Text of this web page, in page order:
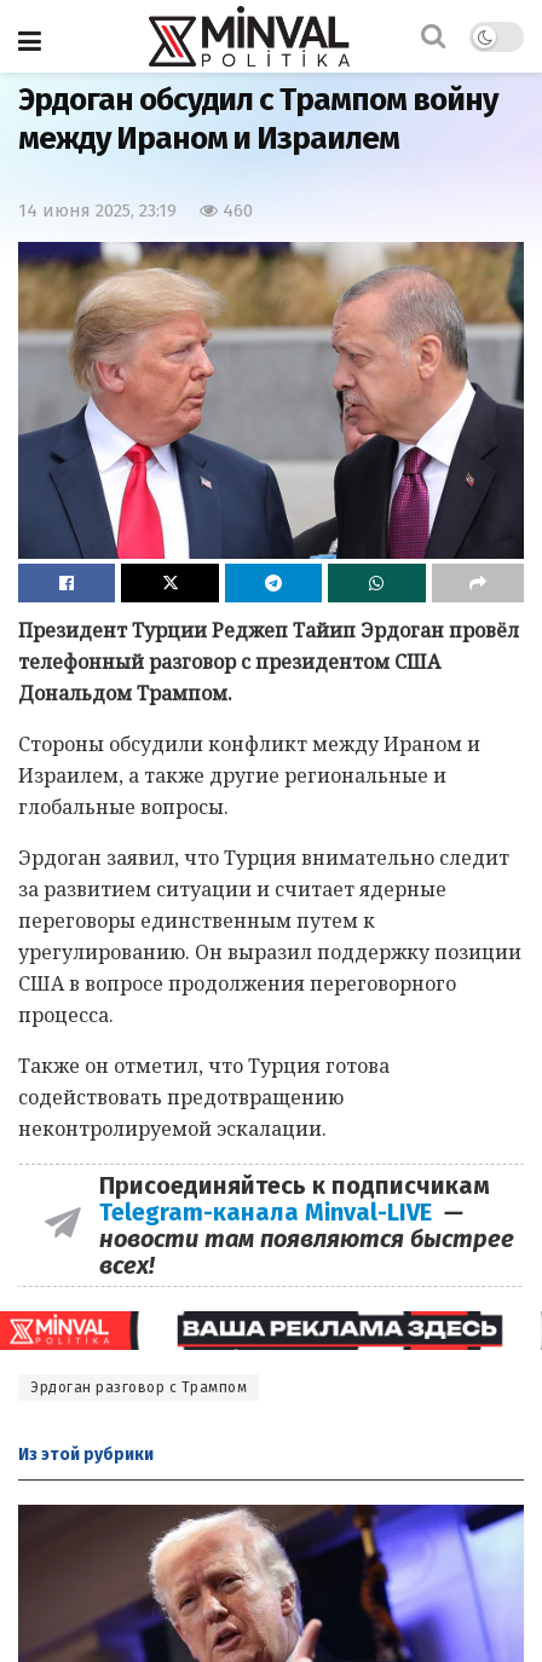
Главная
Эрдоган обсудил с Трампом войну
между Ираном и Израилем
14 июня 2025, 23:19 460
Президент Турции Реджеп Тайип Эрдоган провёл
телефонный разговор с президентом США
Дональдом Трампом.
Стороны обсудили конфликт между Ираном и
Израилем, а также другие региональные и
глобальные вопросы.
Эрдоган заявил, что Турция внимательно следит
за развитием ситуации и считает ядерные
переговоры единственным путем к
урегулированию. Он выразил поддержку позиции
США в вопросе продолжения переговорного
процесса.
Также он отметил, что Турция готова
содействовать предотвращению
неконтролируемой эскалации.
Присоединяйтесь к подписчикам
Telegram-канала Minval-LIVE —
новости там появляются быстрее
всех!
Эрдоган разговор с Трампом
Из этой рубрики